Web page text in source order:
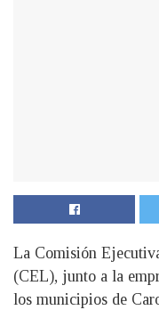
La Comisión
(CEL), junto a la
los municipios de